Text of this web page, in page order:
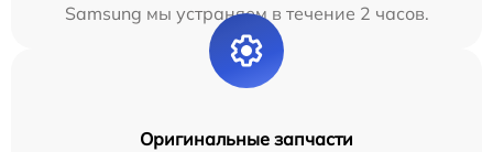
Samsung мы устраняем в течение 2 часов.
Оригинальные запчасти